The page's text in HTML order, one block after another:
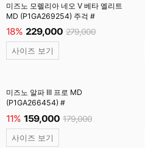
미즈노 모렐리아 네오 V 베타 엘리트
MD (P1GA269254) 주걱 #
18% 229,000 279,000
사이즈 보기
미즈노 알파 III 프로 MD
(P1GA266454) #
11% 159,000 179,000
사이즈 보기